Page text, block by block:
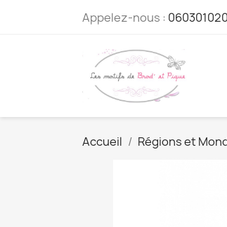
Appelez-nous :
Accueil Régions et